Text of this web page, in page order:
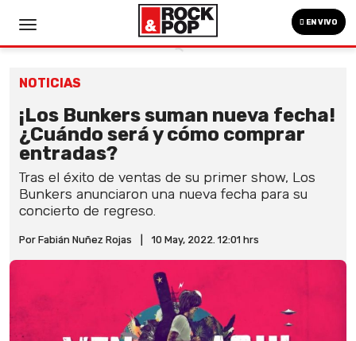
EN VIVO
NOTICIAS
¡Los Bunkers suman nueva fecha!
¿Cuándo será y cómo comprar
entradas?
Tras el éxito de ventas de su primer show, Los
Bunkers anunciaron una nueva fecha para su
concierto de regreso.
Por Fabián Nuñez Rojas 10 May, 2022. 12:01 hrs